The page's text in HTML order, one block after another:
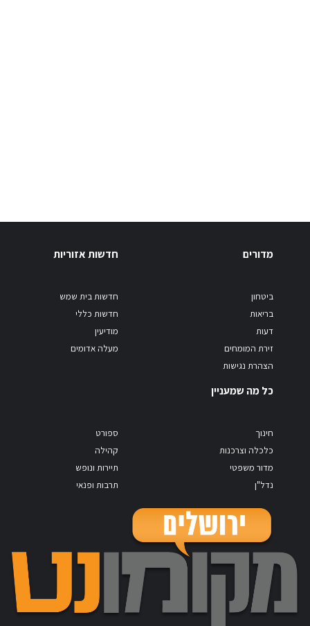
מדורים
ביטחון
בריאות
דעות
זירת המומחים
הצהרת נגישות
חדשות אזוריות
חדשות בית שמש
חדשות כללי
מודיעין
מעלה אדומים
כל מה שמעניין
חינוך
כלכלה וצרכנות
מדור משפטי
נדל"ן
ספורט
קהילה
תיירות ונופש
תרבות ופנאי